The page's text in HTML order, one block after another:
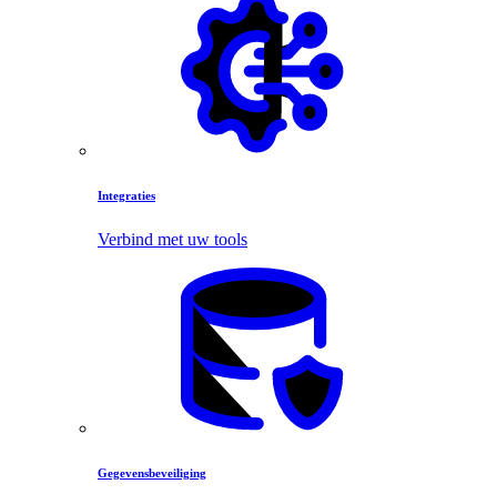
Integraties
Verbind met uw tools
Gegevensbeveiliging